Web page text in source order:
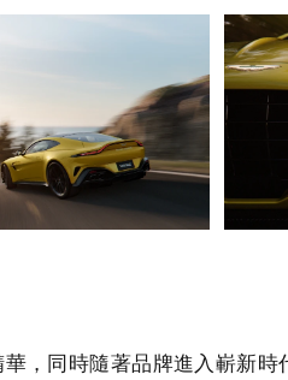
，同時隨著品牌進入嶄新